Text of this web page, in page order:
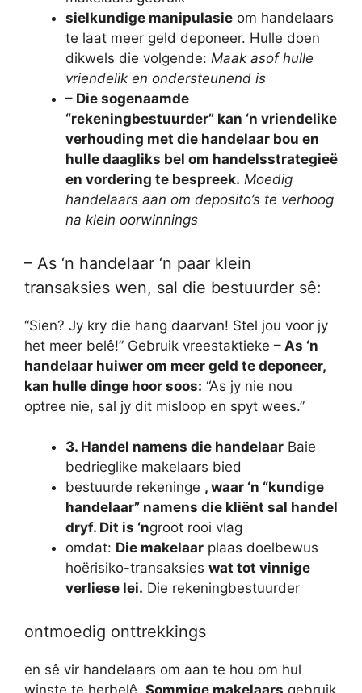
sielkundige manipulasie om handelaars
te laat meer geld deponeer. Hulle doen
dikwels die volgende: Maak asof hulle
vriendelik en ondersteunend is
– Die sogenaamde
“rekeningbestuurder” kan ‘n vriendelike
verhouding met die handelaar bou en
hulle daagliks bel om handelsstrategieë
en vordering te bespreek. Moedig
handelaars aan om deposito’s te verhoog
na klein oorwinnings
– As ‘n handelaar ‘n paar klein
transaksies wen, sal die bestuurder sê:
“Sien? Jy kry die hang daarvan! Stel jou voor jy
het meer belê!” Gebruik vreestaktieke – As ‘n
handelaar huiwer om meer geld te deponeer,
kan hulle dinge hoor soos: “As jy nie nou
optree nie, sal jy dit misloop en spyt wees.”
3. Handel namens die handelaar Baie
bedrieglike makelaars bied
bestuurde rekeninge , waar ‘n “kundige
handelaar” namens die kliënt sal handel
dryf. Dit is ‘ngroot rooi vlag
omdat: Die makelaar plaas doelbewus
hoërisiko-transaksies wat tot vinnige
verliese lei. Die rekeningbestuurder
ontmoedig onttrekkings
en sê vir handelaars om aan te hou om hul
winste te herbelê. Sommige makelaars gebruik